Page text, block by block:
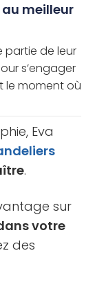
meilleur
partie de leur
s’engager
le moment où
Eva
.
sur
votre
des